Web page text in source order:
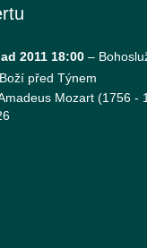
2011 18:00 –
před Týnem
Mozart (1756 -